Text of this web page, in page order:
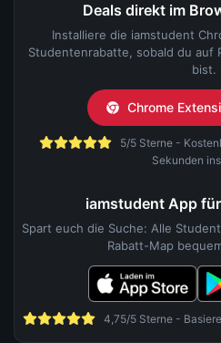
Deals direkt im
Installiere die iamstudent
Studentenrabatte, sobald du auf
bist.
Chrome
5/5 Sterne -
Sekunden
iamstudent App
Spart euch die Suche: Alle
Rabatt-Map
4,75/5 Sterne -